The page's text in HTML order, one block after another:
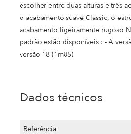
escolher entre duas alturas e três
o acabamento suave Classic, o
acabamento ligeiramente rugoso
padrão estão disponíveis : - A
versão 18 (1m85)
Dados técnicos
Referência